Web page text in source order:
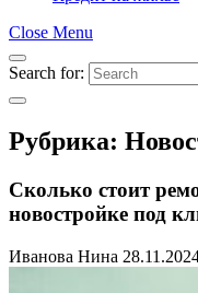
Close Menu
Search for:
Рубрика:
Сколько стоит
новостройке под
Иванова Нина